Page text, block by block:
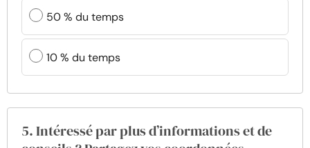
50 % du temps
10 % du temps
5. Intéressé par plus d’informations et de